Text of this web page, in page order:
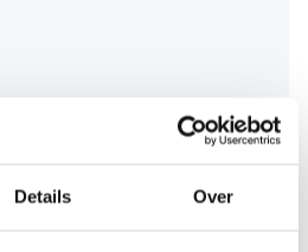
Details Over